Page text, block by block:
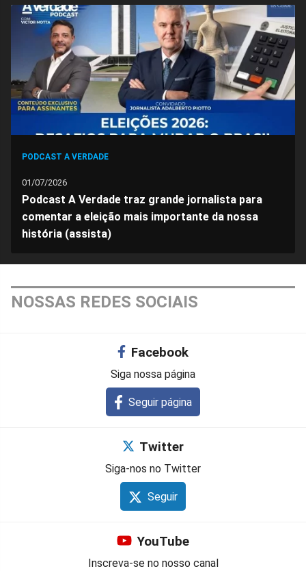
no
Facebook
no
Whatsapp
no
Twitter
no
Messenger
no
Telegram
no
Gettr
PODCAST A VERDADE
01/07/2026
Podcast A Verdade traz grande jornalista para
comentar a eleição mais importante da nossa
história (assista)
NOSSAS REDES SOCIAIS
Facebook
Siga nossa página
Seguir página
Twitter
Siga-nos no Twitter
Seguir
YouTube
Inscreva-se no nosso canal